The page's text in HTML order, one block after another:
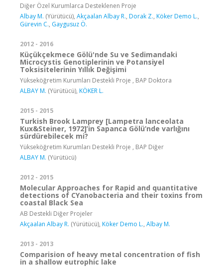
Diğer Özel Kurumlarca Desteklenen Proje
Albay M. (Yürütücü), Akçaalan Albay R., Dorak Z., Köker Demo L.,
Gürevin C., Gaygusuz Ö.
2012 - 2016
Küçükçekmece Gölü'nde Su ve Sedimandaki
Microcystis Genotiplerinin ve Potansiyel
Toksisitelerinin Yıllık Değişimi
Yükseköğretim Kurumları Destekli Proje , BAP Doktora
ALBAY M. (Yürütücü), KÖKER L.
2015 - 2015
Turkish Brook Lamprey [Lampetra lanceolata
Kux&Steiner, 1972]’in Sapanca Gölü’nde varlığını
sürdürebilecek mi?
Yükseköğretim Kurumları Destekli Proje , BAP Diğer
ALBAY M. (Yürütücü)
2012 - 2015
Molecular Approaches for Rapid and quantitative
detections of CYanobacteria and their toxins from
coastal Black Sea
AB Destekli Diğer Projeler
Akçaalan Albay R. (Yürütücü), Köker Demo L., Albay M.
2013 - 2013
Comparision of heavy metal concentration of fish
in a shallow eutrophic lake